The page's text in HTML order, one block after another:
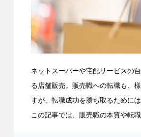
ネットスーパーや宅配サービスの
る店舗販売。販売職への転職も、
すが、転職成功を勝ち取るために
この記事では、販売職の本質や転